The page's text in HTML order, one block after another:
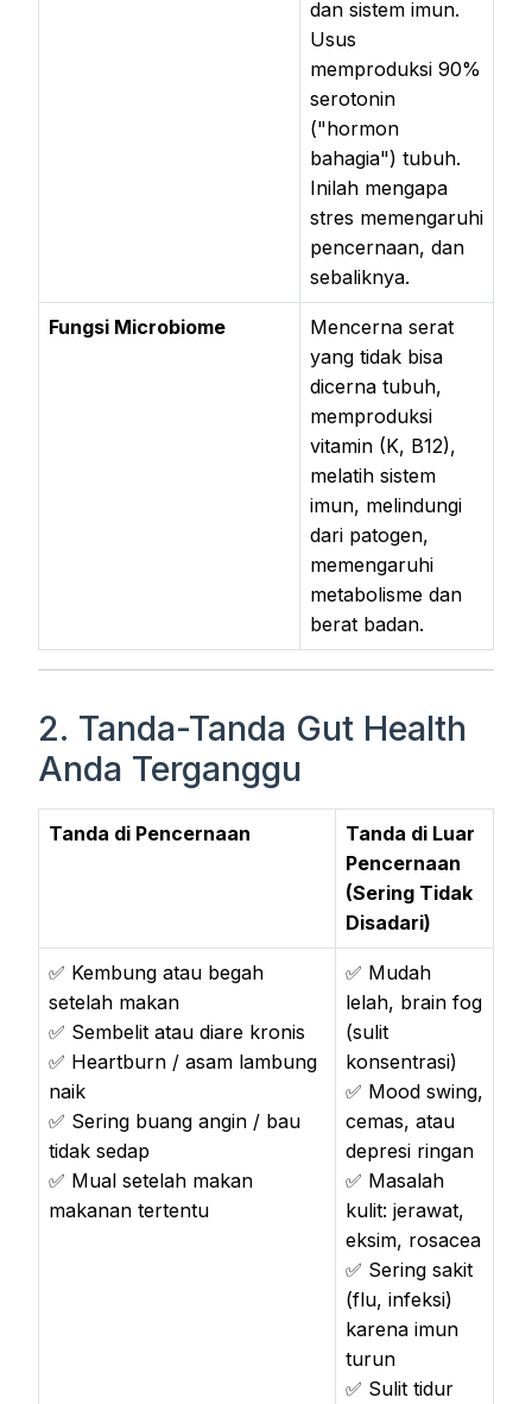
dan sistem imun.
Usus
memproduksi 90%
serotonin
("hormon
bahagia") tubuh.
Inilah mengapa
stres memengaruhi
pencernaan, dan
sebaliknya.
Fungsi Microbiome
Mencerna serat
yang tidak bisa
dicerna tubuh,
memproduksi
vitamin (K, B12),
melatih sistem
imun, melindungi
dari patogen,
memengaruhi
metabolisme dan
berat badan.
2. Tanda-Tanda Gut Health
Anda Terganggu
Tanda di Pencernaan
Tanda di Luar
Pencernaan
(Sering Tidak
Disadari)
✅ Kembung atau begah
setelah makan
✅ Sembelit atau diare kronis
✅ Heartburn / asam lambung
naik
✅ Sering buang angin / bau
tidak sedap
✅ Mual setelah makan
makanan tertentu
✅ Mudah
lelah, brain fog
(sulit
konsentrasi)
✅ Mood swing,
cemas, atau
depresi ringan
✅ Masalah
kulit: jerawat,
eksim, rosacea
✅ Sering sakit
(flu, infeksi)
karena imun
turun
✅ Sulit tidur